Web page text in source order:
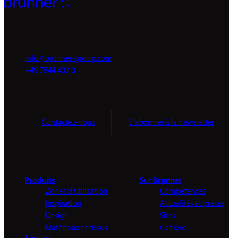
info@brunner-group.com
+49 7844 402 0
Contactez-nous S’abonner à la newsletter
Produits
Zones d'utilisation
Inspiration
Design
Matériaux et tissus
Sur Brunner
Compétences
Actualités et presse
Sites
Carrière